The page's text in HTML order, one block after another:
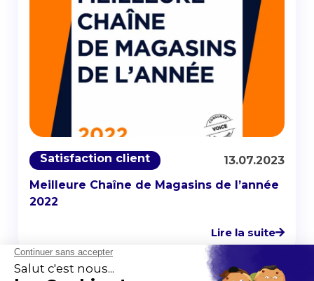
Satisfaction client
13.07.2023
Meilleure Chaîne de Magasins de l’année
2022
Lire la suite